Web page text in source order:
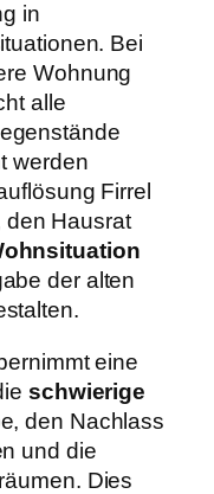
in
Bei
Wohnung
alle
werden
Firrel
den Hausrat
der alten
eine
schwierige
den Nachlass
und die
Dies